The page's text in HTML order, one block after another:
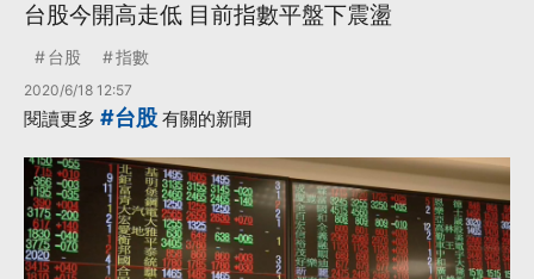
台股今開高走低 目前指數平盤下震盪
台股 指數
2020/6/18 12:57
閱讀更多 #台股 有關的新聞